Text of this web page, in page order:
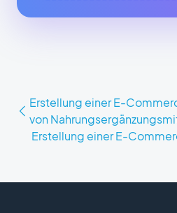
Erstellung einer E-
von
Erstellung einer E-